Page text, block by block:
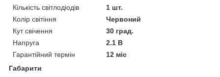
Кількість світлодіодів
1 шт.
Колір світіння
Червоний
Кут свічення
30 град.
Напруга
2.1 В
Гарантійний термін
12 міс
Габарити